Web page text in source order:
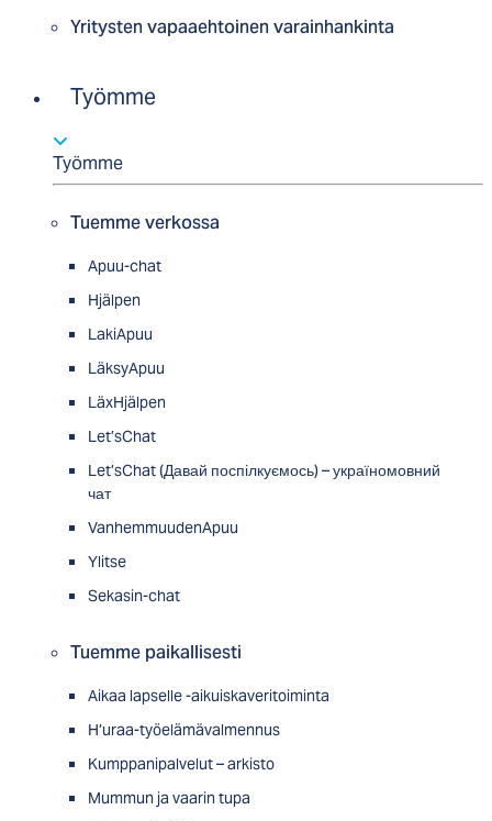
Yritysten vapaaehtoinen varainhankinta
Työmme
Työmme
Tuemme verkossa
Apuu-chat
Hjälpen
LakiApuu
LäksyApuu
LäxHjälpen
Let’sChat
Let’sChat (Давай поспілкуємось) – україномовний
чат
VanhemmuudenApuu
Ylitse
Sekasin-chat
Tuemme paikallisesti
Aikaa lapselle -aikuiskaveritoiminta
H’uraa-työelämävalmennus
Kumppanipalvelut – arkisto
Mummun ja vaarin tupa